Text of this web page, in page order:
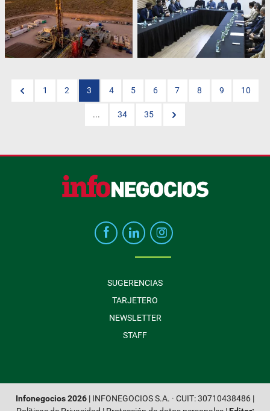
1 2 3 4 5 6 7 8 9 10
... 34 35
SUGERENCIAS
TARJETERO
NEWSLETTER
STAFF
Infonegocios 2026 | INFONEGOCIOS S.A. · CUIT: 30710438486 |